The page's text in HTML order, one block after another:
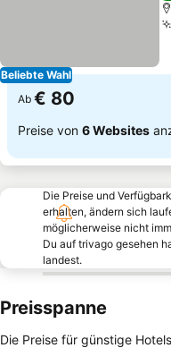
Beliebte Wahl
Ab € 80
Preise von 6 Websites
Die Preise und
erhalten, ändern sich
möglicherweise nicht
Du auf trivago gesehen
landest.
Preisspanne
Die Preise für günstige